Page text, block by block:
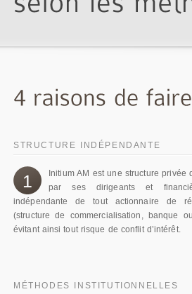
STRUCTURE INDÉPENDANTE
1
Initium AM est une structure privée
par ses dirigeants et
indépendante de tout actionnaire de
(structure de commercialisation, banque
évitant ainsi tout risque de conflit d’intérêt.
MÉTHODES INSTITUTIONNELLES